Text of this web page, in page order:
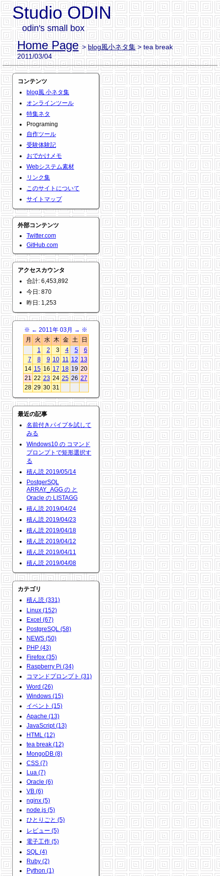
Studio ODIN
odin's small box
Home Page >blog風小ネタ集> tea break
2011/03/04
コンテンツ
blog風 小ネタ集
オンラインツール
特集ネタ
Programing
自作ツール
受験体験記
おでかけメモ
Webシステム素材
リンク集
このサイトについて
サイトマップ
外部コンテンツ
Twitter.com
GitHub.com
アクセスカウンタ
合計: 6,453,892
今日: 870
昨日: 1,253
※ ← 2011年 03月 → ※
月
火 水 木 金 土
日
1
2 3 4 5
6
7
8 9 10 11 12 13
14 15 16 17 18 19 20
21 22 23 24 25 26 27
28 29 30 31
最近の記事
名前付きパイプを試して
みる
Windows10 の コマンド
プロンプトで矩形選択す
る
積ん読 2019/05/14
PostgerSQL
ARRAY_AGG の と
Oracle の LISTAGG
積ん読 2019/04/24
積ん読 2019/04/23
積ん読 2019/04/18
積ん読 2019/04/12
積ん読 2019/04/11
積ん読 2019/04/08
カテゴリ
積ん読 (331)
Linux (152)
Excel (67)
PostgreSQL (58)
NEWS (50)
PHP (43)
Firefox (35)
Raspberry Pi (34)
コマンドプロンプト (31)
Word (26)
Windows (15)
イベント (15)
Apache (13)
JavaScript (13)
HTML (12)
tea break (12)
MongoDB (8)
CSS (7)
Lua (7)
Oracle (6)
VB (6)
nginx (5)
node.js (5)
ひとりごと (5)
レビュー (5)
電子工作 (5)
SQL (4)
Ruby (2)
Python (1)